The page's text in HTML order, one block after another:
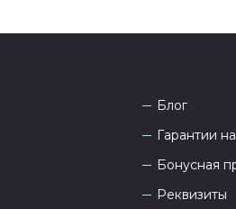
Блог
Гарантии
Бонусная
Реквизиты